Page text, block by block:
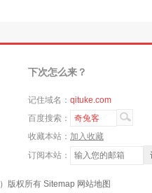
下次怎么来？
记住域名： qituke.com
百度搜索：
奇兔客
收藏本站： 加入收藏
订阅本站：
版权所有 Sitemap 网站地图